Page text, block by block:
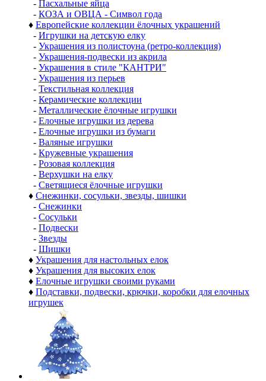
- Пасхальные яйца
- КОЗА и ОВЦА - Символ года
♦ Европейские коллекции ёлочных украшений
- Игрушки на детскую елку
- Украшения из полистоуна (ретро-коллекция)
- Украшения-подвески из акрила
- Украшения в стиле "КАНТРИ"
- Украшения из перьев
- Текстильная коллекция
- Керамические коллекции
- Металлические ёлочные игрушки
- Елочные игрушки из дерева
- Елочные игрушки из бумаги
- Валяные игрушки
- Кружевные украшения
- Розовая коллекция
- Верхушки на елку
- Светящиеся ёлочные игрушки
♦ Снежинки, сосульки, звезды, шишки
- Снежинки
- Сосульки
- Подвески
- Звезды
- Шишки
♦ Украшения для настольных елок
♦ Украшения для высоких елок
♦ Елочные игрушки своими руками
♦ Подставки, подвески, крючки, коробки для елочных
игрушек